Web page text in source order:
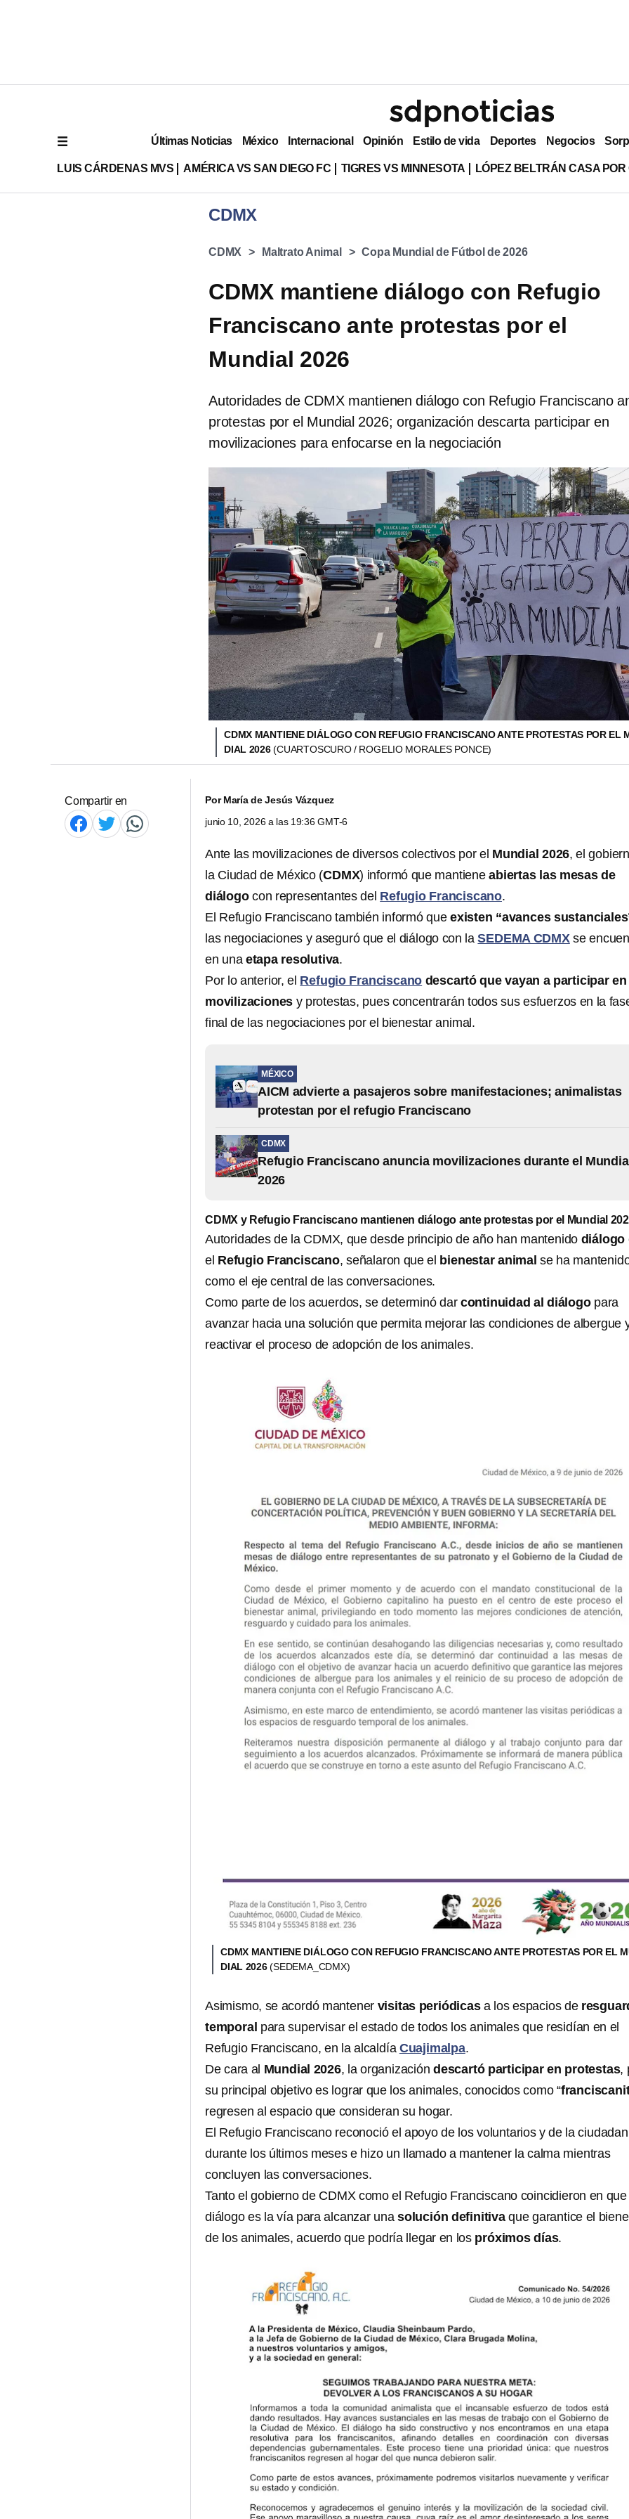
Últimas Noticias México Internacional Opinión Estilo de vida Deportes Negocios
LUIS CÁRDENAS MVS AMÉRICA VS SAN DIEGO FC TIGRES VS MINNESOTA LÓPEZ BELTRÁN CASA
CDMX
CDMX Maltrato Animal Copa Mundial de Fútbol de 2026
CDMX mantiene diálogo con Refugio
Franciscano ante protestas por el
Mundial 2026
Autoridades de CDMX mantienen diálogo con Refugio Franciscano
protestas por el Mundial 2026; organización descarta participar en
movilizaciones para enfocarse en la negociación
CDMX MANTIENE DIÁLOGO CON REFUGIO FRANCISCANO ANTE PROTESTAS POR EL
DIAL 2026(CUARTOSCURO / ROGELIO MORALES PONCE)
Compartir en PorMaría de Jesús Vázquez
junio 10, 2026 a las 19:36 GMT-6
Ante las movilizaciones de diversos colectivos por el Mundial 2026, el
la Ciudad de México (CDMX) informó que mantieneabiertas las mesas de
diálogo con representantes del Refugio Franciscano.
El Refugio Franciscano también informó que existen “avances
las negociaciones y aseguró que el diálogo con laSEDEMA CDMXse
en una etapa resolutiva.
Por lo anterior, el Refugio Franciscano descartó que vayan a participar en
movilizaciones y protestas, pues concentrarán todos sus esfuerzos en la
final de las negociaciones por el bienestar animal.
MÉXICO
AICM advierte a pasajeros sobre manifestaciones; animalistas
protestan por el refugio Franciscano
CDMX
Refugio Franciscano anuncia movilizaciones durante el
2026
CDMX y Refugio Franciscano mantienen diálogo ante protestas por el Mundial
Autoridades de la CDMX, que desde principio de año han mantenido diálogo
el Refugio Franciscano, señalaron que el bienestar animal se ha
como el eje central de las conversaciones.
Como parte de los acuerdos, se determinó dar continuidad al diálogopara
avanzar hacia una solución que permita mejorar las condiciones de albergue
reactivar el proceso de adopción de los animales.
CDMX MANTIENE DIÁLOGO CON REFUGIO FRANCISCANO ANTE PROTESTAS POR EL
DIAL 2026(SEDEMA_CDMX)
Asimismo, se acordó mantener visitas periódicasa los espacios de
temporal para supervisar el estado de todos los animales que residían en el
Refugio Franciscano, en la alcaldía Cuajimalpa.
De cara al Mundial 2026, la organización descartó participar en protestas,
su principal objetivo es lograr que los animales, conocidos como “
regresen al espacio que consideran su hogar.
El Refugio Franciscano reconoció el apoyo de los voluntarios y de la
durante los últimos meses e hizo un llamado a mantener la calma mientras
concluyen las conversaciones.
Tanto el gobierno de CDMX como el Refugio Franciscano coincidieron en
diálogo es la vía para alcanzar unasolución definitivaque garantice el
de los animales, acuerdo que podría llegar en los próximos días.